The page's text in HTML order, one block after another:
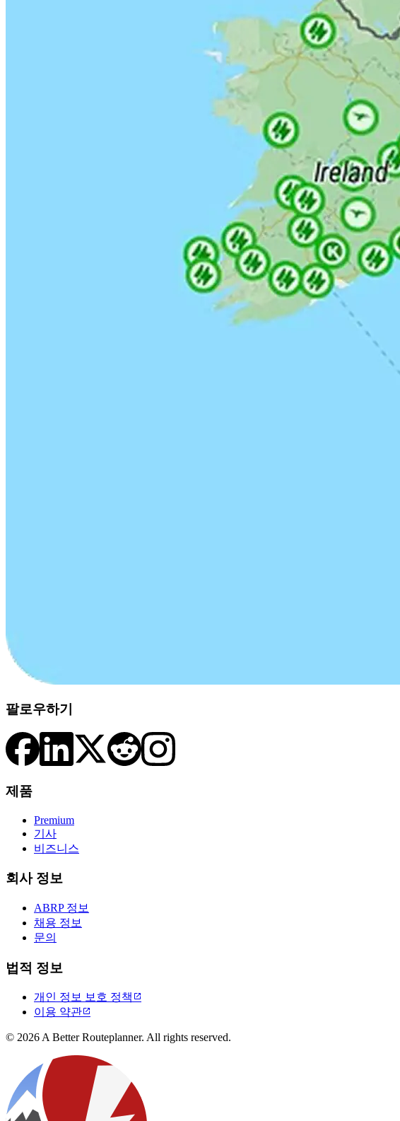
팔로우하기
제품
Premium
기사
비즈니스
회사 정보
ABRP 정보
채용 정보
문의
법적 정보
개인 정보 보호 정책 
이용 약관
© 2026 A Better Routeplanner. All rights reserved.